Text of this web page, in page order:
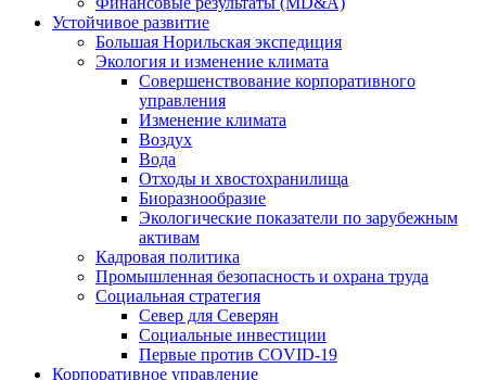
Устойчивое развитие
Большая Норильская экспедиция
Экология и изменение климата
Совершенствование корпоративного
управления
Изменение климата
Воздух
Вода
Отходы и хвостохранилища
Биоразнообразие
Экологические показатели по зарубежным
активам
Кадровая политика
Промышленная безопасность и охрана труда
Социальная стратегия
Север для Северян
Социальные инвестиции
Первые против COVID‑19
Корпоративное управление